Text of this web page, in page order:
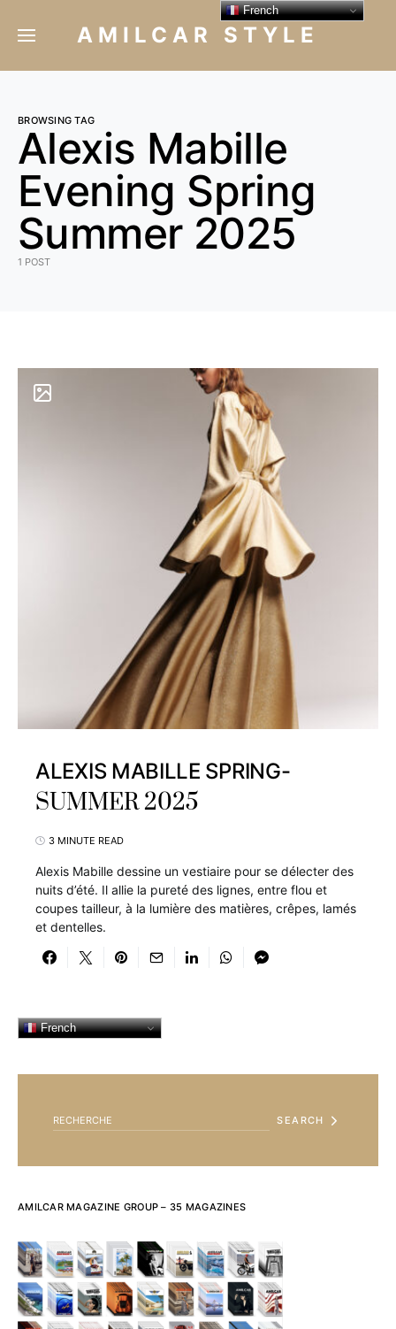
AMILCAR STYLE
BROWSING TAG
Alexis Mabille
Evening Spring
Summer 2025
1 POST
ALEXIS MABILLE SPRING-
SUMMER 2025
3 MINUTE READ
Alexis Mabille dessine un vestiaire pour se délecter des
nuits d’été. Il allie la pureté des lignes, entre flou et
coupes tailleur, à la lumière des matières, crêpes, lamés
et dentelles.
French
SEARCH
AMILCAR MAGAZINE GROUP – 35 MAGAZINES
French